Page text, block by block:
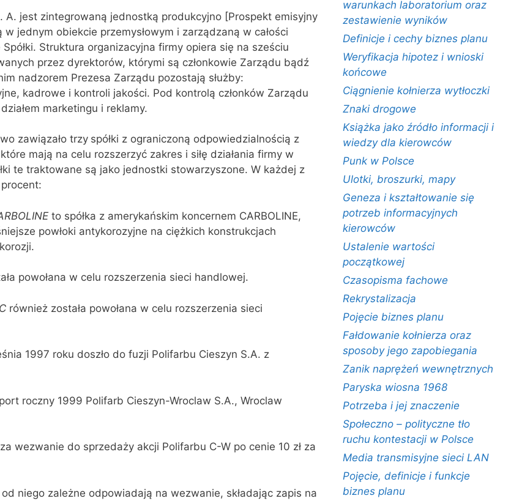
A. jest zintegrowaną jednostką produkcyjno [Prospekt emisyjny
jednym obiekcie przemysłowym i zarządzaną w całości
Struktura organizacyjna firmy opiera się na sześciu
przez dyrektorów, którymi są członkowie Zarządu bądź
nadzorem Prezesa Zarządu pozostają służby:
kadrowe i kontroli jakości. Pod kontrolą członków Zarządu
marketingu i reklamy.
zawiązało trzy spółki z ograniczoną odpowiedzialnością z
mają na celu rozszerzyć zakres i siłę działania firmy w
te traktowane są jako jednostki stowarzyszone. W każdej z
to spółka z amerykańskim koncernem CARBOLINE,
powłoki antykorozyjne na ciężkich konstrukcjach
powołana w celu rozszerzenia sieci handlowej.
również została powołana w celu rozszerzenia sieci
1997 roku doszło do fuzji Polifarbu Cieszyn S.A. z
roczny 1999 Polifarb Cieszyn-Wroclaw S.A., Wroclaw
wezwanie do sprzedaży akcji Polifarbu C-W po cenie 10 zł za
niego zależne odpowiadają na wezwanie, składając zapis na
warunkach laboratorium oraz
zestawienie wyników
Definicje i cechy biznes planu
Weryfikacja hipotez i wnioski
końcowe
Ciągnienie kołnierza wytłoczki
Znaki drogowe
Książka jako źródło informacji i
wiedzy dla kierowców
Punk w Polsce
Ulotki, broszurki, mapy
Geneza i kształtowanie się
potrzeb informacyjnych
kierowców
Ustalenie wartości
początkowej
Czasopisma fachowe
Rekrystalizacja
Pojęcie biznes planu
Fałdowanie kołnierza oraz
sposoby jego zapobiegania
Zanik naprężeń wewnętrznych
Paryska wiosna 1968
Potrzeba i jej znaczenie
Społeczno – polityczne tło
ruchu kontestacji w Polsce
Media transmisyjne sieci LAN
Pojęcie, definicje i funkcje
biznes planu